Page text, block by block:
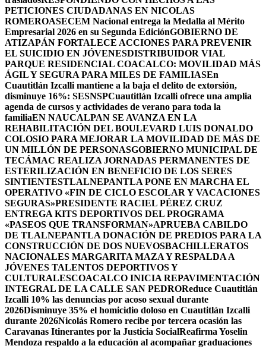
PETICIONES CIUDADANAS EN NICOLAS
ROMEROASECEM Nacional entrega la Medalla al Mérito
Empresarial 2026 en su Segunda EdiciónGOBIERNO DE
ATIZAPÁN FORTALECE ACCIONES PARA PREVENIR
EL SUICIDIO EN JÓVENESDISTRIBUIDOR VIAL
PARQUE RESIDENCIAL COACALCO: MOVILIDAD MÁS
ÁGIL Y SEGURA PARA MILES DE FAMILIASEn
Cuautitlán Izcalli mantiene a la baja el delito de extorsión,
disminuye 16%: SESNSPCuautitlán Izcalli ofrece una amplia
agenda de cursos y actividades de verano para toda la
familiaEN NAUCALPAN SE AVANZA EN LA
REHABILITACIÓN DEL BOULEVARD LUIS DONALDO
COLOSIO PARA MEJORAR LA MOVILIDAD DE MÁS DE
UN MILLÓN DE PERSONASGOBIERNO MUNICIPAL DE
TECÁMAC REALIZA JORNADAS PERMANENTES DE
ESTERILIZACIÓN EN BENEFICIO DE LOS SERES
SINTIENTESTLALNEPANTLA PONE EN MARCHA EL
OPERATIVO «FIN DE CICLO ESCOLAR Y VACACIONES
SEGURAS»PRESIDENTE RACIEL PÉREZ CRUZ
ENTREGA KITS DEPORTIVOS DEL PROGRAMA
«PASEOS QUE TRANSFORMAN»APRUEBA CABILDO
DE TLALNEPANTLA DONACIÓN DE PREDIOS PARA LA
CONSTRUCCIÓN DE DOS NUEVOSBACHILLERATOS
NACIONALES MARGARITA MAZA Y RESPALDA A
JÓVENES TALENTOS DEPORTIVOS Y
CULTURALESCOACALCO INICIA REPAVIMENTACIÓN
INTEGRAL DE LA CALLE SAN PEDROReduce Cuautitlán
Izcalli 10% las denuncias por acoso sexual durante
2026Disminuye 35% el homicidio doloso en Cuautitlán Izcalli
durante 2026Nicolás Romero recibe por tercera ocasión las
Caravanas Itinerantes por la Justicia SocialReafirma Yoselin
Mendoza respaldo a la educación al acompañar graduaciones